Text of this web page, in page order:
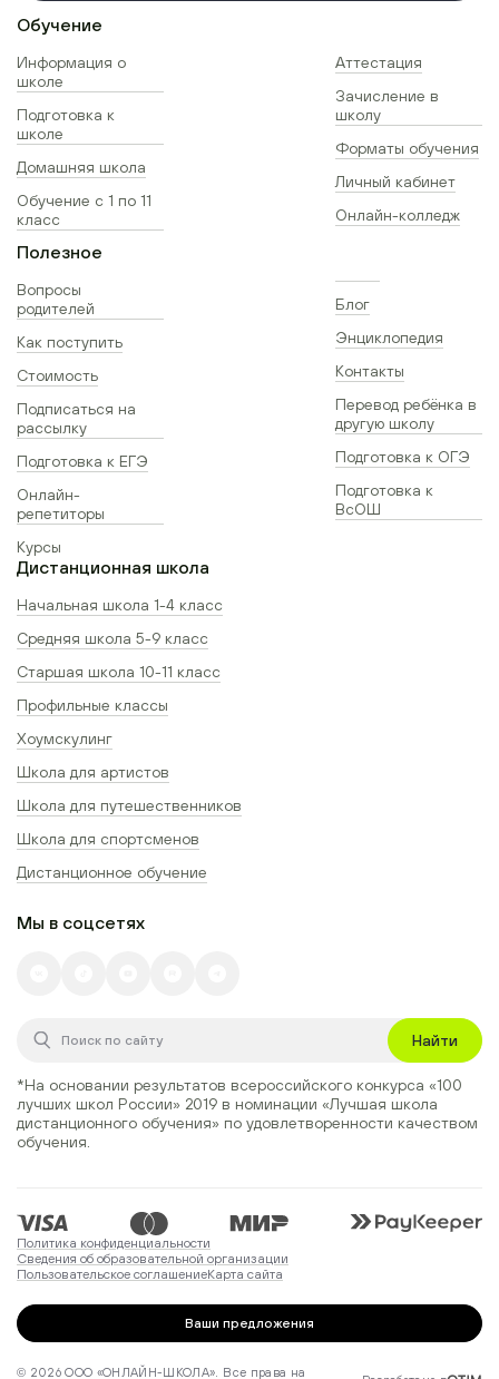
Обучение
Информация о
школе
Подготовка к
школе
Домашняя школа
Обучение с 1 по 11
класс
Аттестация
Зачисление в
школу
Форматы обучения
Личный кабинет
Онлайн-колледж
Полезное
Вопросы
родителей
Как поступить
Стоимость
Подписаться на
рассылку
Подготовка к ЕГЭ
Онлайн-
репетиторы
Курсы
Блог
Энциклопедия
Контакты
Перевод ребёнка в
другую школу
Подготовка к ОГЭ
Подготовка к
ВсОШ
Дистанционная школа
Начальная школа 1-4 класс
Средняя школа 5-9 класс
Старшая школа 10-11 класс
Профильные классы
Хоумскулинг
Школа для артистов
Школа для путешественников
Школа для спортсменов
Дистанционное обучение
Мы в соцсетях
Найти
*На основании результатов всероссийского конкурса «100
лучших школ России» 2019 в номинации «Лучшая школа
дистанционного обучения» по удовлетворенности качеством
обучения.
Политика конфиденциальности
Сведения об образовательной организации
Пользовательское соглашениеКарта сайта
Ваши предложения
© 2026 ООО «ОНЛАЙН-ШКОЛА». Все права на